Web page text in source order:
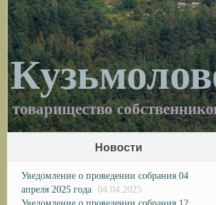
товарищество
Новости
Уведомление о проведении собрания 04
апреля 2025 года 04.04.2025